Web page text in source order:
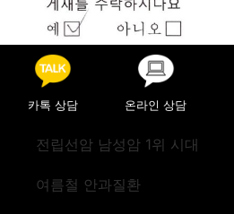
Post navigation
카톡 상담 온라인 상담
전립선암 남성암 1위 시대
여름철 안과질환